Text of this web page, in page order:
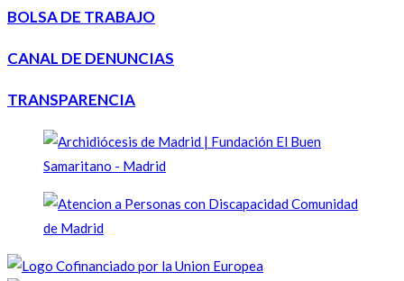
BOLSA DE TRABAJO
CANAL DE DENUNCIAS
TRANSPARENCIA